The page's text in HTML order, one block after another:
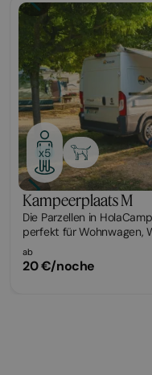
Parcela
x5
Kampeerplaats M
Die Parzellen in
perfekt für Wohnwagen,
ab
20 €/noche